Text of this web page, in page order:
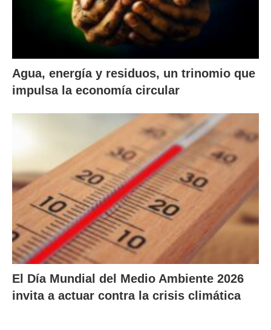
Agua, energía y residuos, un trinomio que
impulsa la economía circular
El Día Mundial del Medio Ambiente 2026
invita a actuar contra la crisis climática